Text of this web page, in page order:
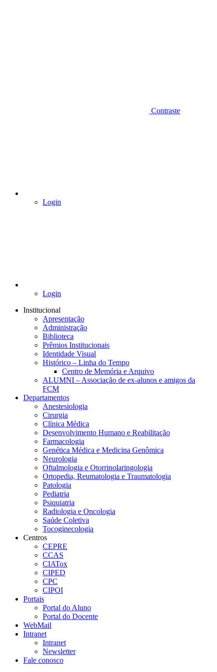
Contraste
Login
Login
Institucional
Apresentação
Administração
Biblioteca
Prêmios Institucionais
Identidade Visual
Histórico – Linha do Tempo
Centro de Memória e Arquivo
ALUMNI – Associação de ex-alunos e amigos da
FCM
Departamentos
Anestesiologia
Cirurgia
Clínica Médica
Desenvolvimento Humano e Reabilitação
Farmacologia
Genética Médica e Medicina Genômica
Neurologia
Oftalmologia e Otorrinolaringologia
Ortopedia, Reumatologia e Traumatologia
Patologia
Pediatria
Psiquiatria
Radiologia e Oncologia
Saúde Coletiva
Tocoginecologia
Centros
CEPRE
CCAS
CIATox
CIPED
CPC
CIPOI
Portais
Portal do Aluno
Portal do Docente
WebMail
Intranet
Intranet
Newsletter
Fale conosco